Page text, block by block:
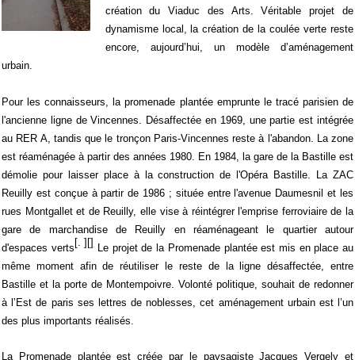
création du Viaduc des Arts. Véritable projet de
dynamisme local, la création de la coulée verte reste
encore, aujourd’hui, un modèle d’aménagement
urbain.
Pour les connaisseurs, la promenade plantée emprunte le tracé parisien de
l'ancienne ligne de Vincennes. Désaffectée en 1969, une partie est intégrée
au RER A, tandis que le tronçon Paris-Vincennes reste à l'abandon. La zone
est réaménagée à partir des années 1980. En 1984, la gare de la Bastille est
démolie pour laisser place à la construction de l'Opéra Bastille. La ZAC
Reuilly est conçue à partir de 1986 ; située entre l'avenue Daumesnil et les
rues Montgallet et de Reuilly, elle vise à réintégrer l'emprise ferroviaire de la
gare de marchandise de Reuilly en réaménageant le quartier autour
d'espaces verts[.][]Le projet de la Promenade plantée est mis en place au
même moment afin de réutiliser le reste de la ligne désaffectée, entre
Bastille et la porte de Montempoivre. Volonté politique, souhait de redonner
à l’Est de paris ses lettres de noblesses, cet aménagement urbain est l’un
des plus importants réalisés.
La Promenade plantée est créée par le paysagiste Jacques Vergely et